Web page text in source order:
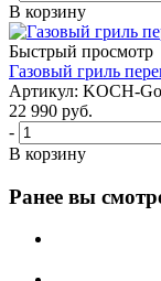
В корзину
Быстрый просмотр
Газовый гриль
Артикул: KOCH-
22 990 руб.
-
В корзину
Ранее вы